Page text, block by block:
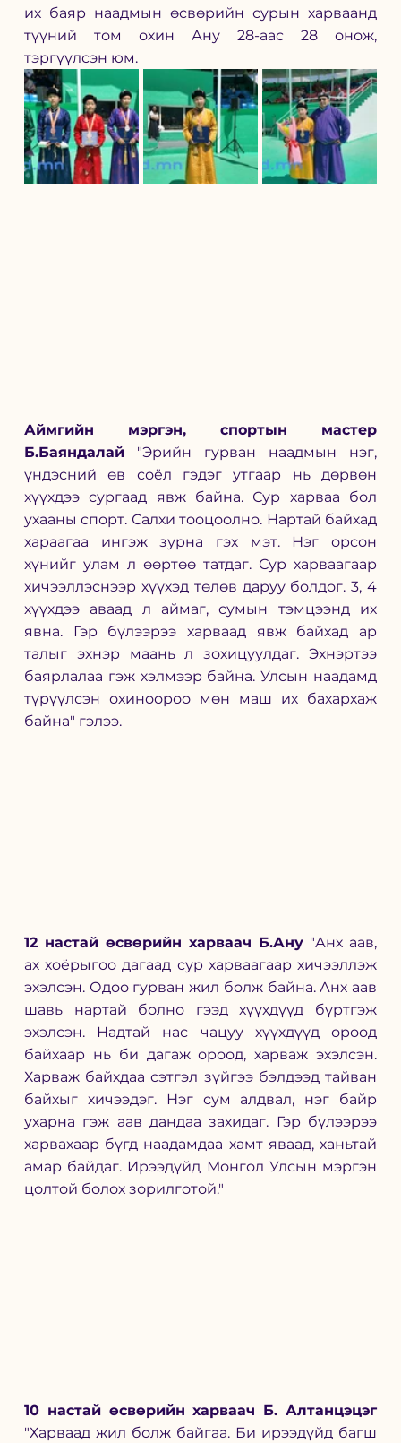
их баяр наадмын өсвөрийн сурын харваанд
түүний том охин Ану 28-аас 28 онож,
тэргүүлсэн юм.
Аймгийн мэргэн, спортын мастер
Б.Баяндалай "Эрийн гурван наадмын нэг,
үндэсний өв соёл гэдэг утгаар нь дөрвөн
хүүхдээ сургаад явж байна. Сур харваа бол
ухааны спорт. Салхи тооцоолно. Нартай байхад
хараагаа ингэж зурна гэх мэт. Нэг орсон
хүнийг улам л өөртөө татдаг. Сур харваагаар
хичээллэснээр хүүхэд төлөв даруу болдог. 3, 4
хүүхдээ аваад л аймаг, сумын тэмцээнд их
явна. Гэр бүлээрээ харваад явж байхад ар
талыг эхнэр маань л зохицуулдаг. Эхнэртээ
баярлалаа гэж хэлмээр байна. Улсын наадамд
түрүүлсэн охиноороо мөн маш их бахархаж
байна" гэлээ.
12 настай өсвөрийн харваач Б.Ану "Анх аав,
ах хоёрыгоо дагаад сур харваагаар хичээллэж
эхэлсэн. Одоо гурван жил болж байна. Анх аав
шавь нартай болно гээд хүүхдүүд бүртгэж
эхэлсэн. Надтай нас чацуу хүүхдүүд ороод
байхаар нь би дагаж ороод, харваж эхэлсэн.
Харваж байхдаа сэтгэл зүйгээ бэлдээд тайван
байхыг хичээдэг. Нэг сум алдвал, нэг байр
ухарна гэж аав дандаа захидаг. Гэр бүлээрээ
харвахаар бүгд наадамдаа хамт яваад, ханьтай
амар байдаг. Ирээдүйд Монгол Улсын мэргэн
цолтой болох зорилготой."
10 настай өсвөрийн харваач Б. Алтанцэцэг
"Харваад жил болж байгаа. Би ирээдүйд багш